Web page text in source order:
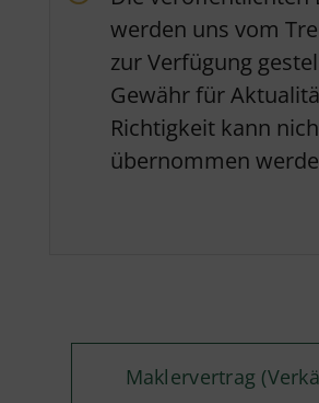
werden uns vom
zur Verfügung
Gewähr für
Richtigkeit kann
übernommen
Maklervertrag